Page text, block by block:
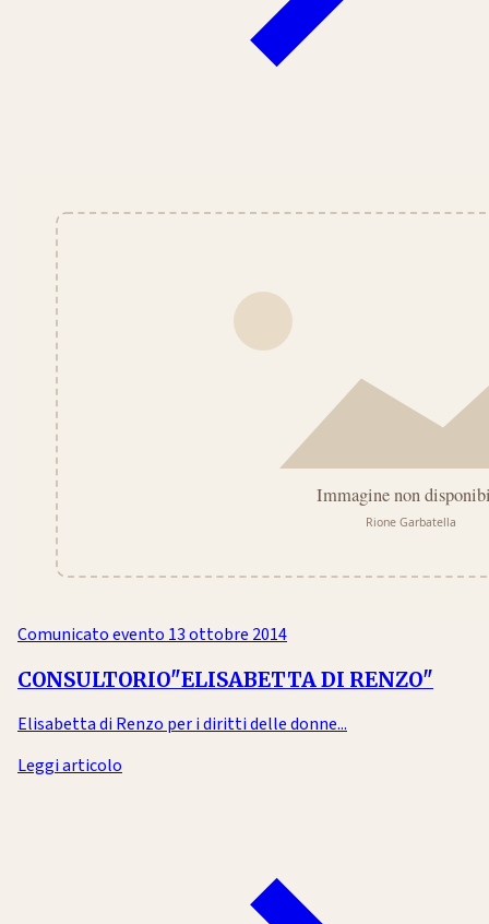
Comunicato evento 13 ottobre 2014
CONSULTORIO"ELISABETTA DI RENZO"
Elisabetta di Renzo per i diritti delle donne...
Leggi articolo